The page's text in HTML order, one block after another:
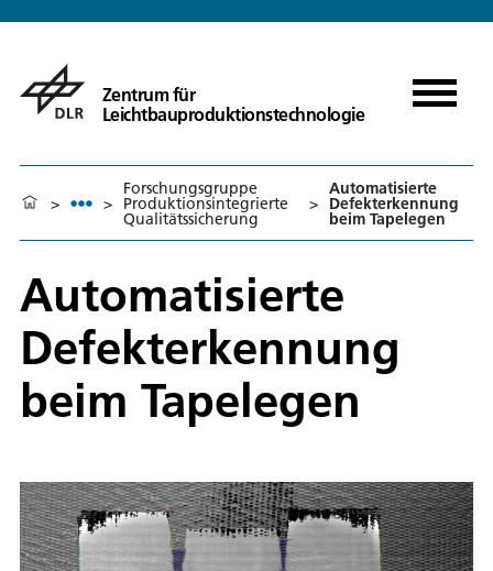
Zentrum für
Leichtbauproduktionstechnologie
> >
Forschungsgruppe
Produktionsintegrierte
Qualitätssicherung
>
Automatisierte
Defekterkennung
beim Tapelegen
Automatisierte
Defekterkennung
beim Tapelegen